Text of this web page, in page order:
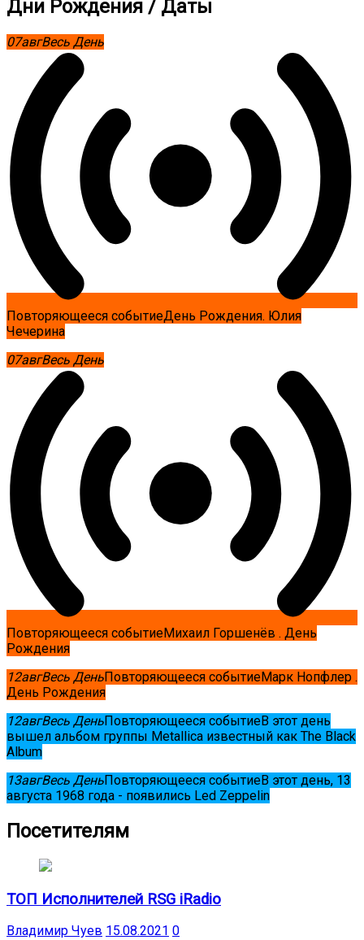
Дни Рождения / Даты
07авгВесь День
Повторяющееся событиеДень Рождения. Юлия
Чечерина
07авгВесь День
Повторяющееся событиеМихаил Горшенёв . День
Рождения
12авгВесь ДеньПовторяющееся событиеМарк Нопфлер .
День Рождения
12авгВесь ДеньПовторяющееся событиеВ этот день
вышел альбом группы Metallica известный как The Black
Album
13авгВесь ДеньПовторяющееся событиеВ этот день, 13
августа 1968 года - появились Led Zeppelin
Посетителям
ТОП Исполнителей RSG iRadio
Владимир Чуев 15.08.2021 0